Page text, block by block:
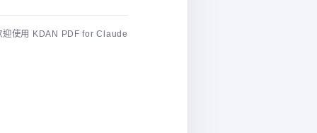
迎使用 KDAN PDF for Claude